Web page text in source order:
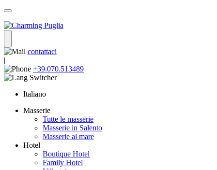
contattaci
|
+39.070.513489
Italiano
Masserie
Tutte le masserie
Masserie in Salento
Masserie al mare
Hotel
Boutique Hotel
Family Hotel